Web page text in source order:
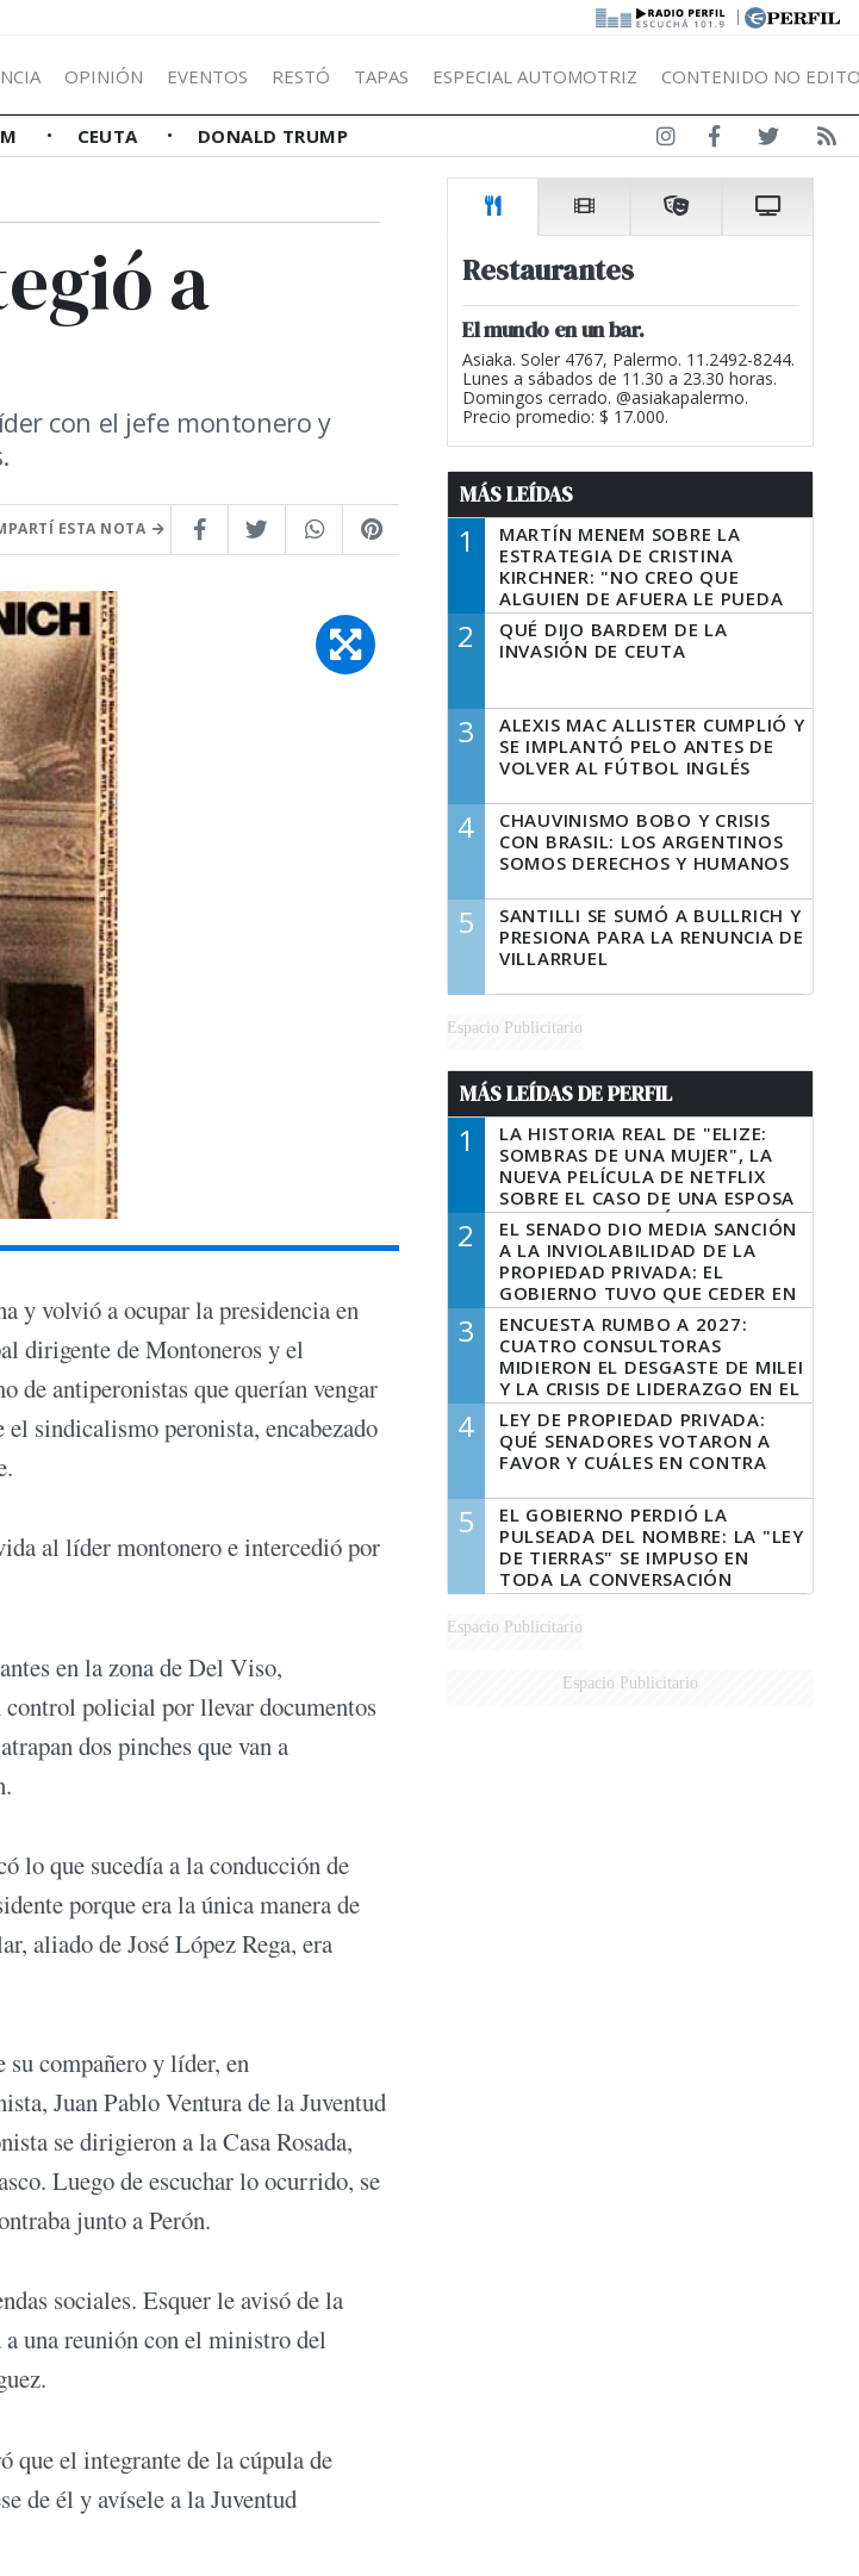
|
OPINIÓN EVENTOS RESTÓ TAPAS ESPECIAL AUTOMOTRIZ CONTENIDO NO
CEUTA DONALD TRUMP
a
con el jefe montonero y
ESTA NOTA
y volvió a ocupar la presidencia en
dirigente de Montoneros y el
antiperonistas que querían vengar
sindicalismo peronista, encabezado
al líder montonero e intercedió por
en la zona de Del Viso,
policial por llevar documentos
dos pinches que van a
lo que sucedía a la conducción de
porque era la única manera de
aliado de José López Rega, era
compañero y líder, en
Juan Pablo Ventura de la Juventud
se dirigieron a la Casa Rosada,
Luego de escuchar lo ocurrido, se
junto a Perón.
sociales. Esquer le avisó de la
una reunión con el ministro del
el integrante de la cúpula de
de él y avísele a la Juventud
Restaurantes
El mundo en un bar.
Asiaka. Soler 4767, Palermo. 11.2492-8244.
Lunes a sábados de 11.30 a 23.30 horas.
Domingos cerrado. @asiakapalermo.
Precio promedio: $ 17.000.
MÁS LEÍDAS
1
MARTÍN MENEM SOBRE LA
ESTRATEGIA DE CRISTINA
KIRCHNER: "NO CREO QUE
ALGUIEN DE AFUERA LE PUEDA
DECIR A LA JUSTICIA LO QUE
TIENE QUE HACER"
2
QUÉ DIJO BARDEM DE LA
INVASIÓN DE CEUTA
3
ALEXIS MAC ALLISTER CUMPLIÓ Y
SE IMPLANTÓ PELO ANTES DE
VOLVER AL FÚTBOL INGLÉS
4
CHAUVINISMO BOBO Y CRISIS
CON BRASIL: LOS ARGENTINOS
SOMOS DERECHOS Y HUMANOS
5
SANTILLI SE SUMÓ A BULLRICH Y
PRESIONA PARA LA RENUNCIA DE
VILLARRUEL
Espacio Publicitario
MÁS LEÍDAS DE PERFIL
1
LA HISTORIA REAL DE "ELIZE:
SOMBRAS DE UNA MUJER", LA
NUEVA PELÍCULA DE NETFLIX
SOBRE EL CASO DE UNA ESPOSA
QUE DESCUARTIZÓ A SU
MARIDO
2
EL SENADO DIO MEDIA SANCIÓN
A LA INVIOLABILIDAD DE LA
PROPIEDAD PRIVADA: EL
GOBIERNO TUVO QUE CEDER EN
LA LEY DEL MANEJO DEL FUEGO
3
ENCUESTA RUMBO A 2027:
CUATRO CONSULTORAS
MIDIERON EL DESGASTE DE MILEI
Y LA CRISIS DE LIDERAZGO EN EL
PERONISMO
4
LEY DE PROPIEDAD PRIVADA:
QUÉ SENADORES VOTARON A
FAVOR Y CUÁLES EN CONTRA
5
EL GOBIERNO PERDIÓ LA
PULSEADA DEL NOMBRE: LA "LEY
DE TIERRAS" SE IMPUSO EN
TODA LA CONVERSACIÓN
DIGITAL
Espacio Publicitario
Espacio Publicitario